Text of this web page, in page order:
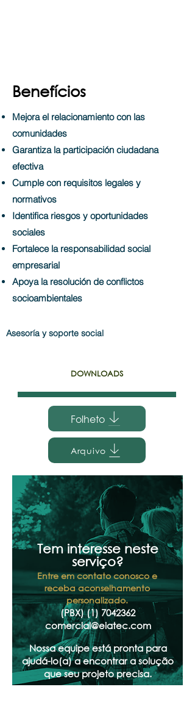
Benefícios
Mejora el relacionamiento con las
comunidades
Garantiza la participación ciudadana
efectiva
Cumple con requisitos legales y
normativos
Identifica riesgos y oportunidades
sociales
Fortalece la responsabilidad social
empresarial
Apoya la resolución de conflictos
socioambientales
Asesoría y soporte social
DOWNLOADS
Folheto
Arquivo
Tem interesse neste
serviço?
Entre em contato conosco e
receba aconselhamento
personalizado.
Nossa equipe está pronta para
ajudá-lo(a) a encontrar a solução
que seu projeto precisa.
(PBX)(1) 7042362
comercial@eiatec.com